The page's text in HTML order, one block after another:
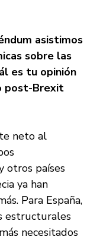
asistimos
sobre las
es tu opinión
post-Brexit
neto al
otros países
ya han
Para España,
estructurales
necesitados